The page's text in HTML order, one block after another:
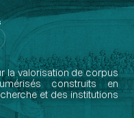
la valorisation de corpus
construits en
et des institutions